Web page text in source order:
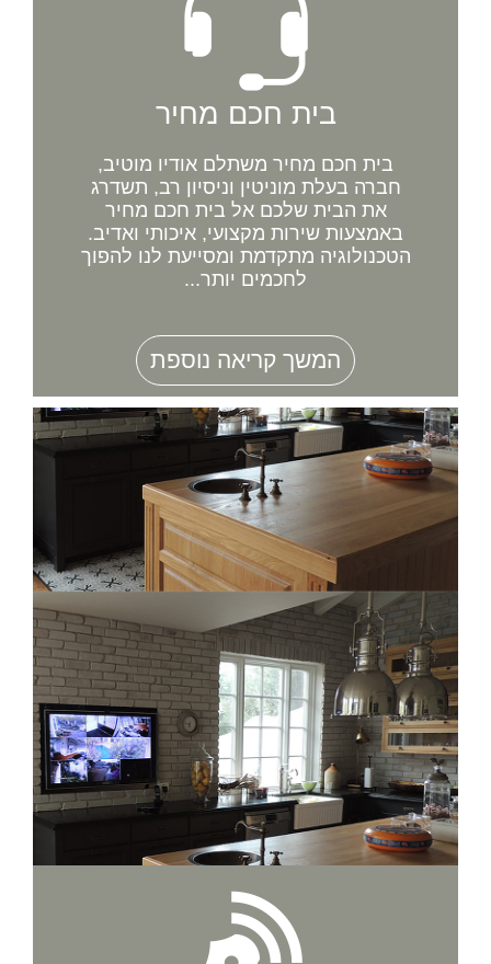
בית חכם מחיר
בית חכם מחיר משתלם אודיו מוטיב,
חברה בעלת מוניטין וניסיון רב, תשדרג
את הבית שלכם אל בית חכם מחיר
באמצעות שירות מקצועי, איכותי ואדיב.
הטכנולוגיה מתקדמת ומסייעת לנו להפוך
לחכמים יותר...
המשך קריאה נוספת